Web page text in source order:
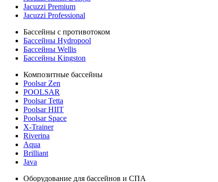
Jacuzzi Premium
Jacuzzi Professional
Бассейны с противотоком
Бассейны Hydropool
Бассейны Wellis
Бассейны Kingston
Композитные бассейны
Poolsar Zen
POOLSAR
Poolsar Tetta
Poolsar HIIT
Poolsar Space
X-Trainer
Riverina
Aqua
Brilliant
Java
Оборудование для бассейнов и СПА